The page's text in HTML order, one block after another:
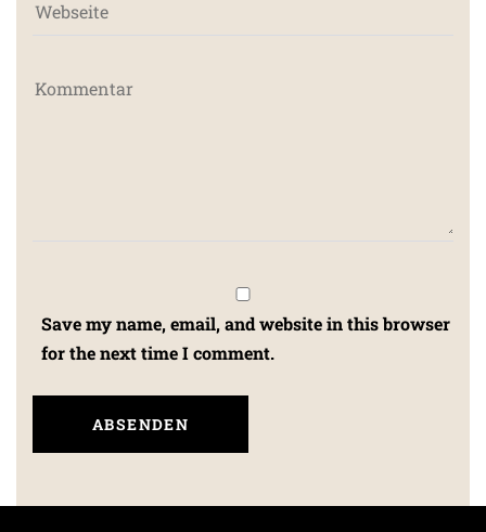
Save my name, email, and website in this browser
for the next time I comment.